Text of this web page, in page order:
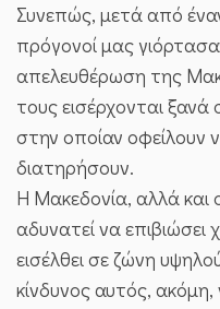
Συνεπώς, μετά από
πρόγονοί μας
απελευθέρωση της
τους εισέρχονται ξανά
στην οποίαν οφείλουν
διατηρήσουν.
Η Μακεδονία, αλλά
αδυνατεί να επιβιώσει
εισέλθει σε ζώνη
κίνδυνος αυτός, ακόμη,